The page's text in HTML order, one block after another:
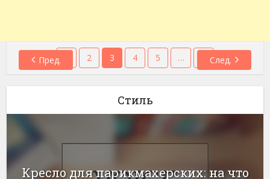
Пред. 2 3 4 5 … След.
Стиль
Кресло для парикмахерских: на что